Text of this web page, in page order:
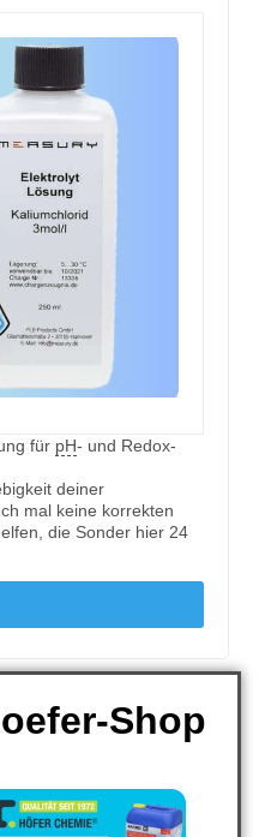
für pH- und Redox-
deiner
mal keine korrekten
die Sonder hier 24
Shop